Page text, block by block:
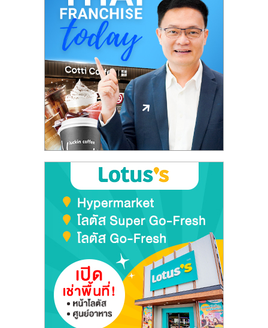
ปรึกษา
การ
ลงทุน
และ
ขยาย
ไชส์,